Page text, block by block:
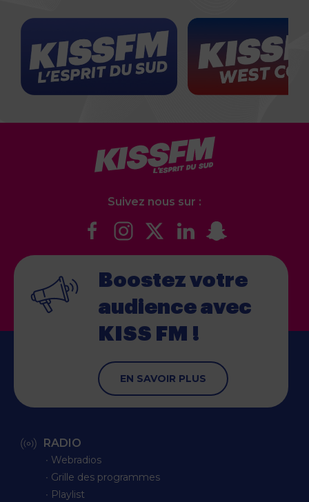
Suivez nous sur :
Boostez votre
audience avec
KISS FM !
EN SAVOIR PLUS
RADIO
∙ Webradios
∙ Grille des programmes
∙ Playlist